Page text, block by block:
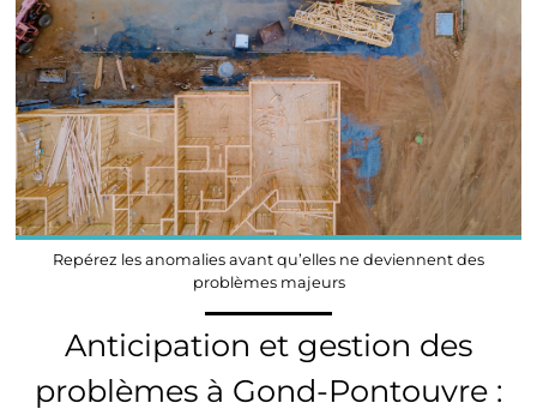
Repérez les anomalies avant qu’elles ne deviennent des
problèmes majeurs
Anticipation et gestion des
problèmes à Gond-Pontouvre :